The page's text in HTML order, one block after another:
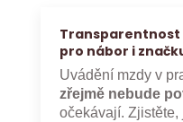
Transparentnost
pro nábor i
Uvádění mzdy v
zřejmě nebude
očekávají. Zjistěte,